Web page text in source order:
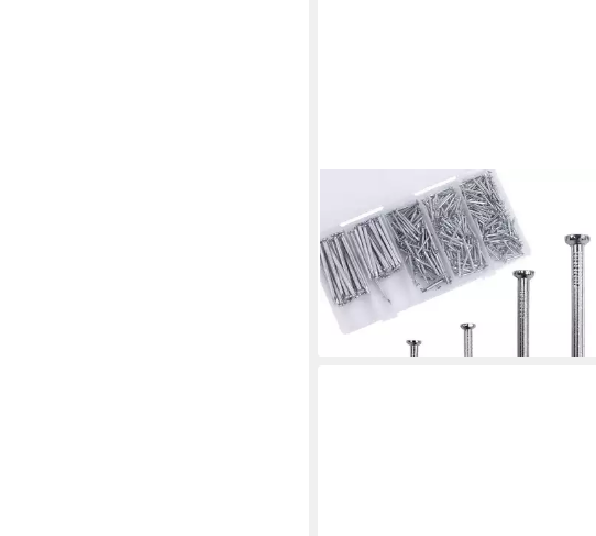
LUXUSKOLLEKTION
Stahlnagel Stahlnägel Sortiment
300tlg verzinkt verschiedene
Größen
30,95 €
lieferbar - in 5-6 Werktagen bei dir